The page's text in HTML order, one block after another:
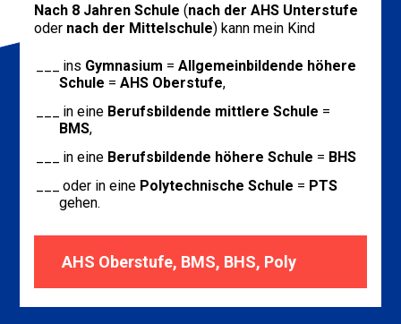
Nach 8 Jahren Schule(nach der AHS Unterstufe
oder nach der Mittelschule) kann mein Kind
ins Gymnasium =Allgemeinbildende höhere
Schule = AHS Oberstufe,
in eine Berufsbildende mittlere Schule =
BMS,
in eine Berufsbildende höhere Schule = BHS
oder in eine Polytechnische Schule = PTS
gehen.
AHS Oberstufe, BMS, BHS, Poly